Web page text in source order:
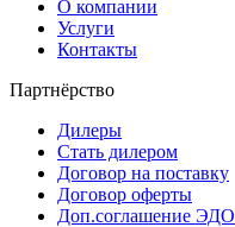
О компании
Услуги
Контакты
Партнёрство
Дилеры
Стать дилером
Договор на поставку
Договор оферты
Доп.соглашение ЭДО